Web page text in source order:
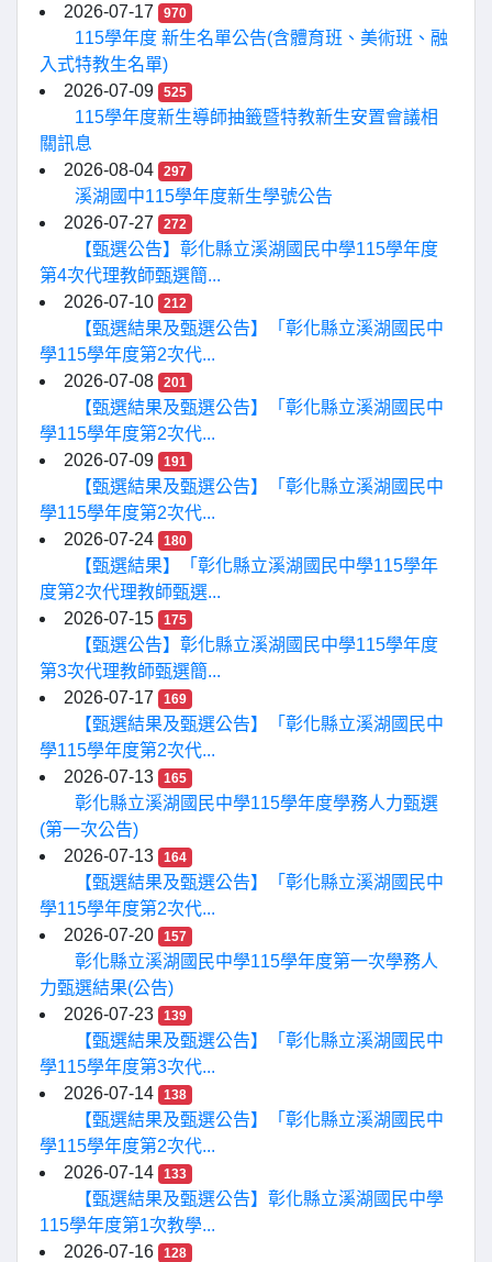
2026-07-17
970
115學年度 新生名單公告(含體育班、美術班、融
入式特教生名單)
2026-07-09
525
115學年度新生導師抽籤暨特教新生安置會議相
關訊息
2026-08-04
297
溪湖國中115學年度新生學號公告
2026-07-27
272
【甄選公告】彰化縣立溪湖國民中學115學年度
第4次代理教師甄選簡...
2026-07-10
212
【甄選結果及甄選公告】「彰化縣立溪湖國民中
學115學年度第2次代...
2026-07-08
201
【甄選結果及甄選公告】「彰化縣立溪湖國民中
學115學年度第2次代...
2026-07-09
191
【甄選結果及甄選公告】「彰化縣立溪湖國民中
學115學年度第2次代...
2026-07-24
180
【甄選結果】「彰化縣立溪湖國民中學115學年
度第2次代理教師甄選...
2026-07-15
175
【甄選公告】彰化縣立溪湖國民中學115學年度
第3次代理教師甄選簡...
2026-07-17
169
【甄選結果及甄選公告】「彰化縣立溪湖國民中
學115學年度第2次代...
2026-07-13
165
彰化縣立溪湖國民中學115學年度學務人力甄選
(第一次公告)
2026-07-13
164
【甄選結果及甄選公告】「彰化縣立溪湖國民中
學115學年度第2次代...
2026-07-20
157
彰化縣立溪湖國民中學115學年度第一次學務人
力甄選結果(公告)
2026-07-23
139
【甄選結果及甄選公告】「彰化縣立溪湖國民中
學115學年度第3次代...
2026-07-14
138
【甄選結果及甄選公告】「彰化縣立溪湖國民中
學115學年度第2次代...
2026-07-14
133
【甄選結果及甄選公告】彰化縣立溪湖國民中學
115學年度第1次教學...
2026-07-16
128